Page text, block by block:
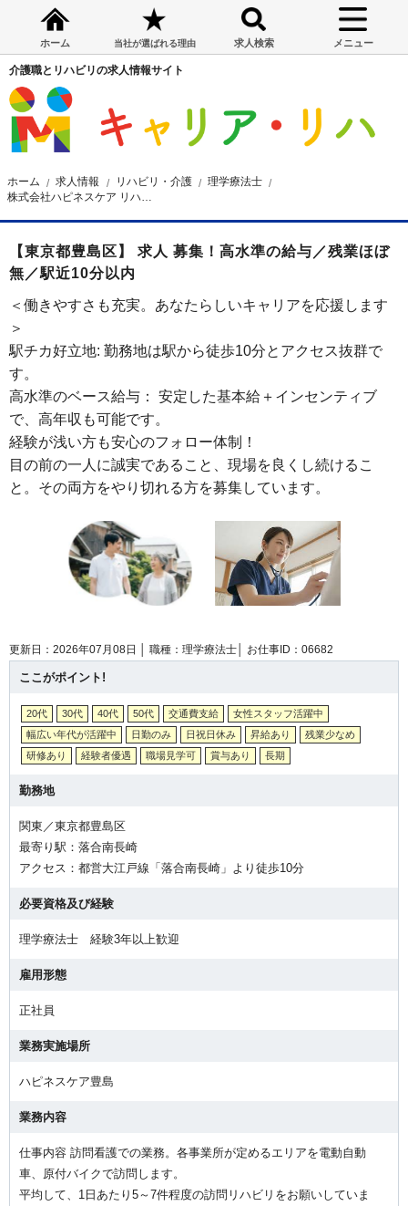
ホーム 当社が選ばれる理由 求人検索 メニュー
介護職とリハビリの求人情報サイト
ホーム 求人情報 リハビリ・介護
理学療法士
【東京都豊島区】 求人 募集！高水準の給与／残業ほぼ
無／駅近10分以内
＜働きやすさも充実。あなたらしいキャリアを応援します
＞
駅チカ好立地: 勤務地は駅から徒歩10分とアクセス抜群で
す。
高水準のベース給与： 安定した基本給＋インセンティブ
で、高年収も可能です。
経験が浅い方も安心のフォロー体制！
目の前の一人に誠実であること、現場を良くし続けるこ
と。その両方をやり切れる方を募集しています。
更新日：2026年07月08日 │ 職種：理学療法士│ お仕事ID：06682
ここがポイント!
20代 30代 40代 50代 交通費支給
女性スタッフ活躍中
幅広い年代が活躍中
日勤のみ 日祝日休み 昇給あり
残業少なめ
研修あり
経験者優遇 職場見学可 賞与あり 長期
勤務地
関東／東京都豊島区
最寄り駅：落合南長崎
アクセス：都営大江戸線「落合南長崎」より徒歩10分
必要資格及び経験
理学療法士 経験3年以上歓迎
雇用形態
正社員
業務実施場所
ハピネスケア豊島
業務内容
仕事内容 訪問看護での業務。各事業所が定めるエリアを電動自動
車、原付バイクで訪問します。
平均して、1日あたり5～7件程度の訪問リハビリをお願いしていま